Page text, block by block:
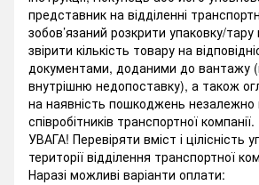
представник на відділенні
зобов’язаний розкрити упаковку/
звірити кількість товару на
документами, доданими до вантажу
внутрішню недопоставку), а також
на наявність пошкоджень незалежно
співробітників транспортної компанії.
УВАГА! Перевіряти вміст і цілісність
території відділення транспортної
Наразі можливі варіанти оплати: